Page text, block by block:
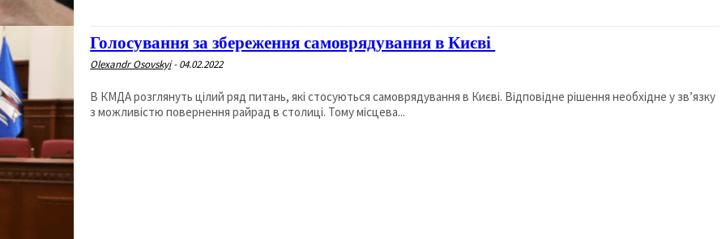
Голосування за збереження самоврядування в Києві
Olexandr Osovskyi - 04.02.2022
В КМДА розглянуть цілий ряд питань, які стосуються самоврядування в Києві. Відповідне рішення необхідне у зв’язку
з можливістю повернення райрад в столиці. Тому місцева...